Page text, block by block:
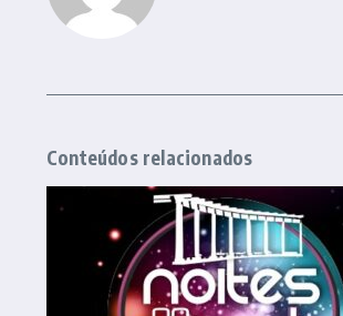
Conteúdos relacionados